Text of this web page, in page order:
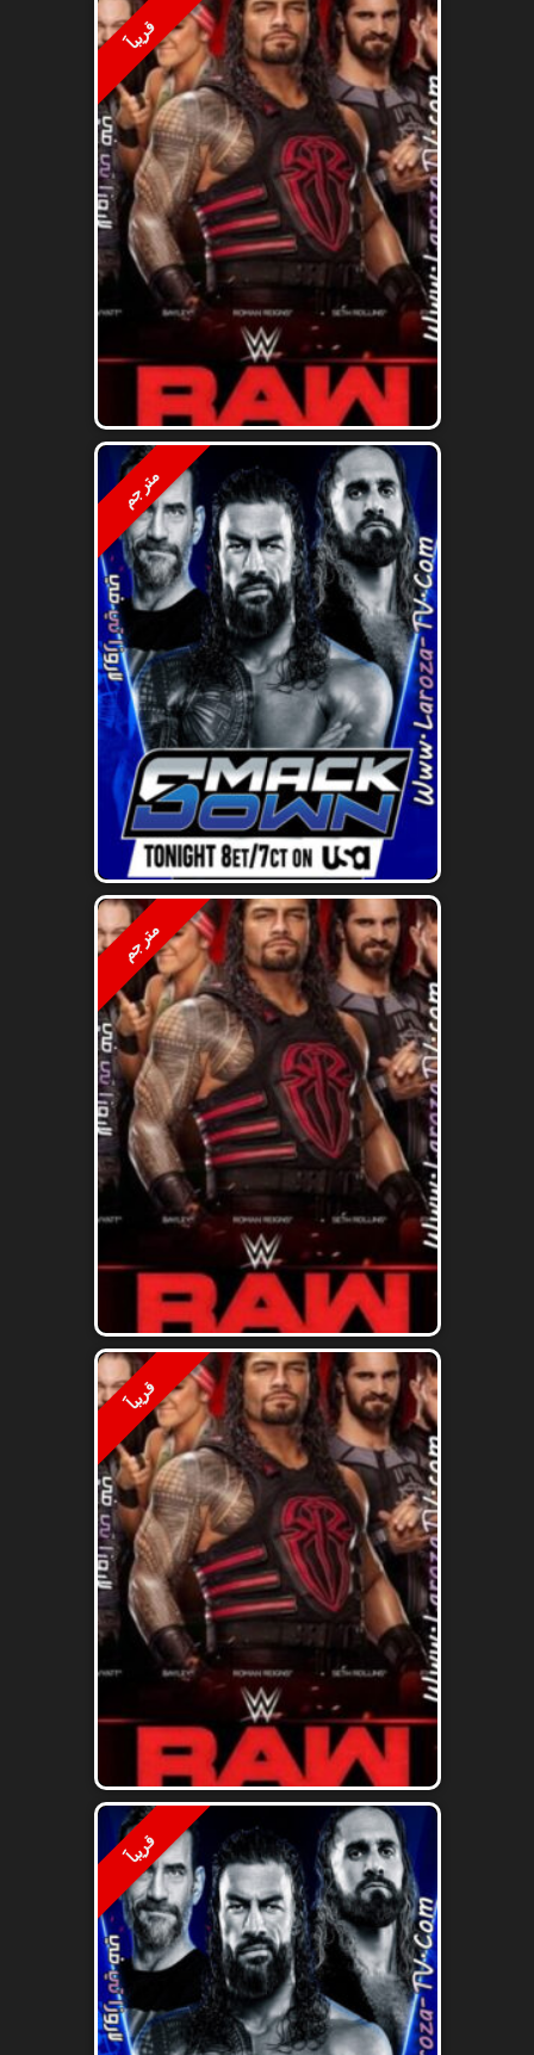
قريباََ
مترجم
مترجم
قريباََ
قريباََ